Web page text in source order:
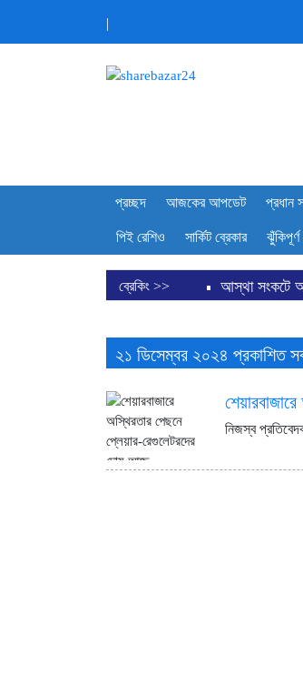
|
প্রচ্ছদ আজকের আপডেট প্রধান
পিই রেশিও সার্কিট ব্রেকার
ব্রেকিং >> আস্থা সংকটে
ডিএসইতে দর
ইউরোপে
২১ ডিসেম্বর ২০২৪ প্রকাশিত
নিজস্ব